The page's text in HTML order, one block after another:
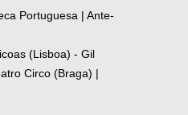
Portuguesa | Ante-
(Lisboa) - Gil
Circo (Braga) |